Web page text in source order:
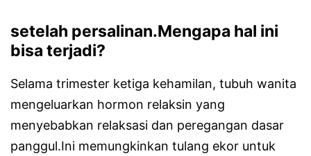
setelah persalinan.Mengapa hal ini
bisa terjadi?
Selama trimester ketiga kehamilan, tubuh wanita
mengeluarkan hormon relaksin yang
menyebabkan relaksasi dan peregangan dasar
panggul.Ini memungkinkan tulang ekor untuk